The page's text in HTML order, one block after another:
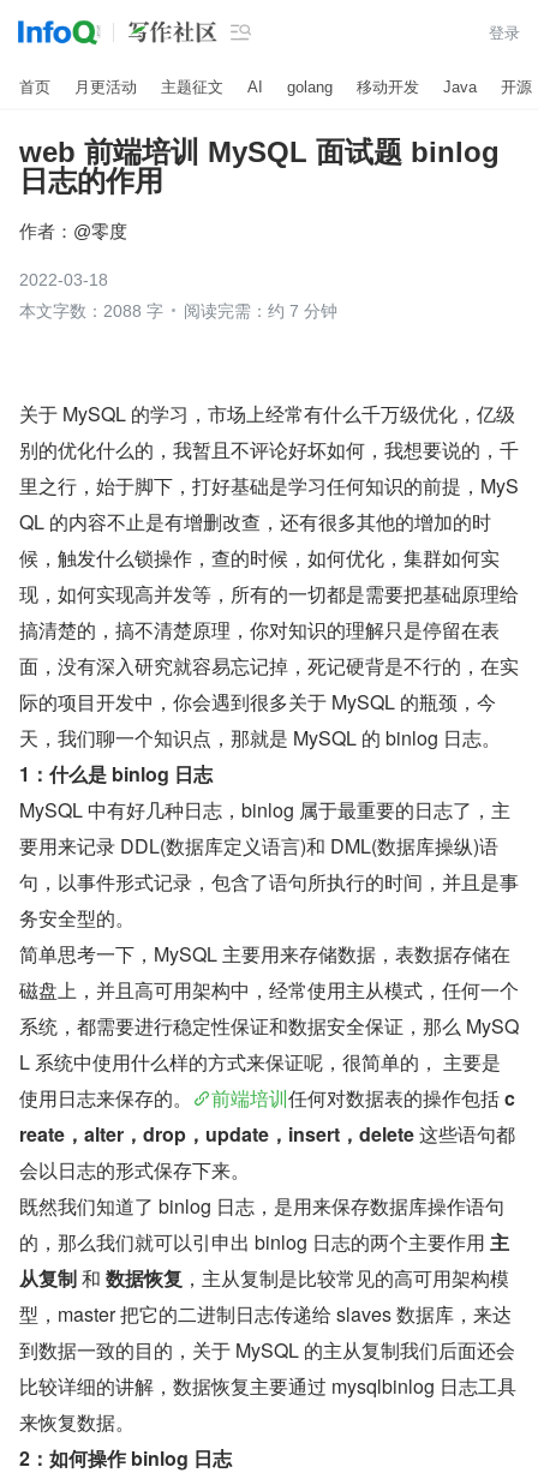
 登录
首页 月更活动 主题征文 AI golang 移动开发 Java 开源
web 前端培训 MySQL 面试题 binlog
日志的作用
作者： @零度
2022-03-18
本文字数：2088 字
阅读完需：约 7 分钟
关于 MySQL 的学习，市场上经常有什么千万级优化，亿级
别的优化什么的，我暂且不评论好坏如何，我想要说的，千
里之行，始于脚下，打好基础是学习任何知识的前提，MyS
QL 的内容不止是有增删改查，还有很多其他的增加的时
候，触发什么锁操作，查的时候，如何优化，集群如何实
现，如何实现高并发等，所有的一切都是需要把基础原理给
搞清楚的，搞不清楚原理，你对知识的理解只是停留在表
面，没有深入研究就容易忘记掉，死记硬背是不行的，在实
际的项目开发中，你会遇到很多关于 MySQL 的瓶颈，今
天，我们聊一个知识点，那就是 MySQL 的 binlog 日志。
1：什么是 binlog 日志
MySQL 中有好几种日志，binlog 属于最重要的日志了，主
要用来记录 DDL(数据库定义语言)和 DML(数据库操纵)语
句，以事件形式记录，包含了语句所执行的时间，并且是事
务安全型的。
简单思考一下，MySQL 主要用来存储数据，表数据存储在
磁盘上，并且高可用架构中，经常使用主从模式，任何一个
系统，都需要进行稳定性保证和数据安全保证，那么 MySQ
L 系统中使用什么样的方式来保证呢，很简单的， 主要是
使用日志来保存的。
前端培训任何对数据表的操作包括 c
reate，alter，drop，update，insert，delete 这些语句都
会以日志的形式保存下来。
既然我们知道了 binlog 日志，是用来保存数据库操作语句
的，那么我们就可以引申出 binlog 日志的两个主要作用 主
从复制 和 数据恢复 ，主从复制是比较常见的高可用架构模
型，master 把它的二进制日志传递给 slaves 数据库，来达
到数据一致的目的，关于 MySQL 的主从复制我们后面还会
比较详细的讲解，数据恢复主要通过 mysqlbinlog 日志工具
来恢复数据。
2：如何操作 binlog 日志